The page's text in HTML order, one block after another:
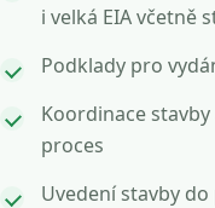
i velká EIA včetně
Podklady pro
Koordinace
proces
Uvedení stavby